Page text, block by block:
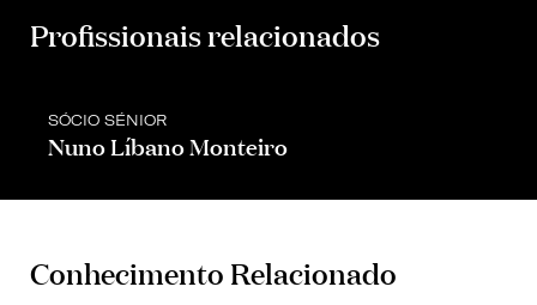
Profissionais relacionados
SÓCIO SÉNIOR
Nuno Líbano Monteiro
Conhecimento Relacionado